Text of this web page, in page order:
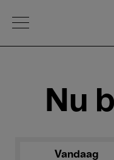
Open Menu
Nu
Vandaag